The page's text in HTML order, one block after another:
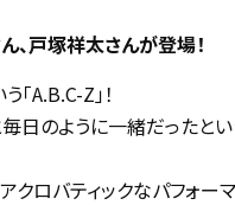
、戸塚祥太さんが登場！
A.B.C-Z」！
日のように一緒だったと
アクロバティックなパフ